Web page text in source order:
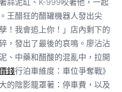
王醋狂的醋罐機器人發出尖
！我會追上你！」店內剩下的
，發出了最後的哀鳴。廖沾沾
、中藥和醋酸的混亂中，拉開
錢行泊車維度：車位爭奪戰》
的陰影籠罩著：停車費，以及